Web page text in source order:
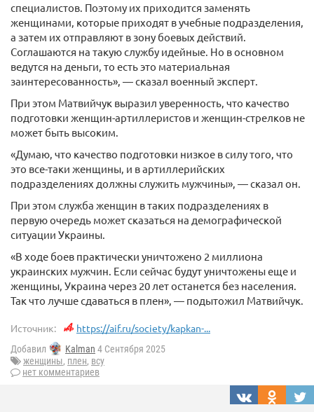
специалистов. Поэтому их приходится заменять
женщинами, которые приходят в учебные подразделения,
а затем их отправляют в зону боевых действий.
Соглашаются на такую службу идейные. Но в основном
ведутся на деньги, то есть это материальная
заинтересованность», — сказал военный эксперт.
При этом Матвийчук выразил уверенность, что качество
подготовки женщин-артиллеристов и женщин-стрелков не
может быть высоким.
«Думаю, что качество подготовки низкое в силу того, что
это все-таки женщины, и в артиллерийских
подразделениях должны служить мужчины», — сказал он.
При этом служба женщин в таких подразделениях в
первую очередь может сказаться на демографической
ситуации Украины.
«В ходе боев практически уничтожено 2 миллиона
украинских мужчин. Если сейчас будут уничтожены еще и
женщины, Украина через 20 лет останется без населения.
Так что лучше сдаваться в плен», — подытожил Матвийчук.
Источник: https://aif.ru/society/kapkan-...
Добавил Kalman 4 Сентября 2025
женщины, плен, всу
нет комментариев